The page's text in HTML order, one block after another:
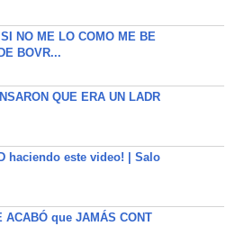
NO ME LO COMO ME BE
BOVR...
QUE ERA UN LADR
haciendo este video! | Salo
ACABÓ que JAMÁS CONT